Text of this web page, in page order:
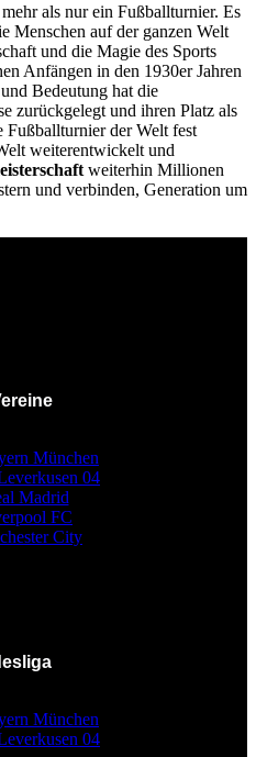
als nur ein Fußballturnier. Es
Menschen auf der ganzen Welt
und die Magie des Sports
Anfängen in den 1930er Jahren
Bedeutung hat die
zurückgelegt und ihren Platz als
Fußballturnier der Welt fest
weiterentwickelt und
weiterhin Millionen
und verbinden, Generation um
München
04
Madrid
FC
City
München
04